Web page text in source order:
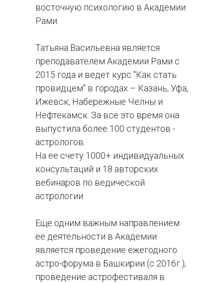
восточную психологию в Академии
Рами.
Татьяна Васильевна является
преподавателем Академии Рами с
2015 года и ведет курс "Как стать
провидцем" в городах – Казань, Уфа,
Ижевск, Набережные Челны и
Нефтекамск. За все это время она
выпустила более 100 студентов -
астрологов.
На ее счету 1000+ индивидуальных
консультаций и 18 авторских
вебинаров по ведической
астрологии.
Еще одним важным направлением
ее деятельности в Академии
является проведение ежегодного
астро-форума в Башкирии (с 2016г.),
проведение астрофестиваля в